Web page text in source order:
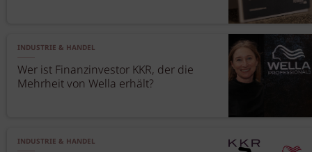
INDUSTRIE & HANDEL
Wer ist Finanzinvestor KKR, der die
Mehrheit von Wella erhält?
INDUSTRIE & HANDEL